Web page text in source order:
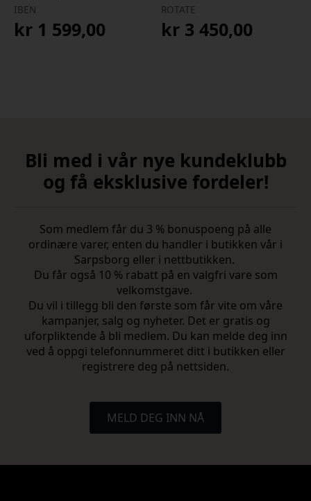
IBEN
kr 1 599,00
ROTATE
kr3 450,00
Bli med i vår nye kundeklubb
og få eksklusive fordeler!
Som medlem får du 3 % bonuspoeng på alle
ordinære varer, enten du handler i butikken vår i
Sarpsborg eller i nettbutikken.
Du får også 10 % rabatt på en valgfri vare som
velkomstgave.
Du vil i tillegg bli den første som får vite om våre
kampanjer, salg og nyheter. Det er gratis og
uforpliktende å bli medlem. Du kan melde deg inn
ved å oppgi telefonnummeret ditt i butikken eller
registrere deg på nettsiden.
MELD DEG INN NÅ